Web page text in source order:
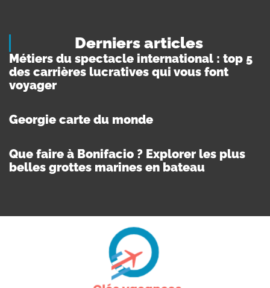
Derniers articles
Métiers du spectacle international : top 5
des carrières lucratives qui vous font
voyager
Georgie carte du monde
Que faire à Bonifacio ? Explorer les plus
belles grottes marines en bateau